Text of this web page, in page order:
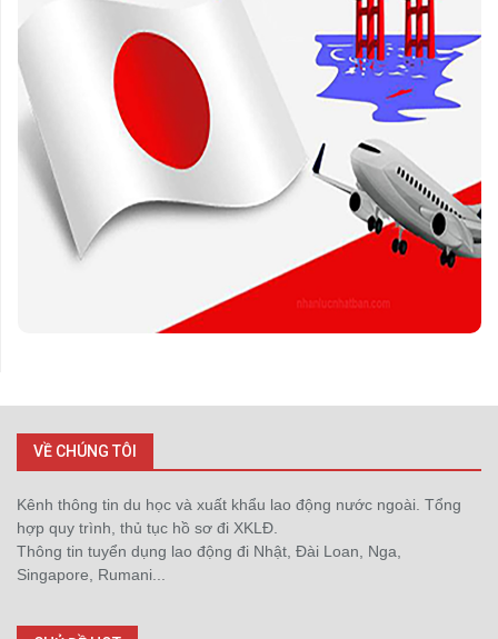
VỀ CHÚNG TÔI
Kênh thông tin du học và xuất khẩu lao động nước ngoài. Tổng
hợp quy trình, thủ tục hồ sơ đi XKLĐ.
Thông tin tuyển dụng lao động đi Nhật, Đài Loan, Nga,
Singapore, Rumani...